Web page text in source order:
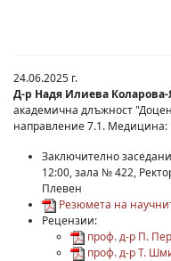
24.06.2025 г.
Д-р Надя Илиева
академична длъжност
направление 7.1. Медицина:
Заключително
12:00, зала № 422,
Плевен
Резюмета на
Рецензии:
проф. д-р П.
проф. д-р Т.